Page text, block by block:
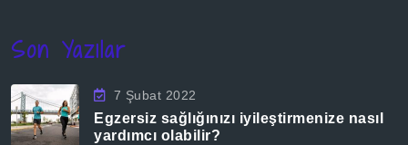
Son Yazılar
7 Şubat 2022
Egzersiz sağlığınızı iyileştirmenize nasıl
yardımcı olabilir?